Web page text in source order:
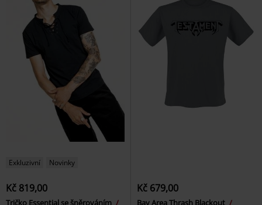
Exkluzivní Novinky
Kč 819,00
Tričko Essential se šněrováním
Kč 679,00
Bay Area Thrash Blackout